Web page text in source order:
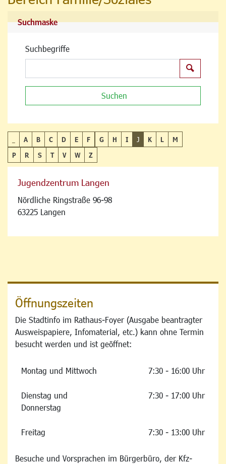
Suchmaske
Suchbegriffe
Suchen
A B C D E F G H I J K L
M
P
R S T V W Z
Jugendzentrum Langen
Nördliche Ringstraße 96-98
63225 Langen
Öffnungszeiten
Die Stadtinfo im Rathaus-Foyer (Ausgabe beantragter
Ausweispapiere, Infomaterial, etc.) kann ohne Termin
besucht werden und ist geöffnet:
Montag und Mittwoch 7:30 - 16:00 Uhr
Dienstag und
Donnerstag
7:30 - 17:00 Uhr
Freitag 7:30 - 13:00 Uhr
Besuche und Vorsprachen im Bürgerbüro, der Kfz-